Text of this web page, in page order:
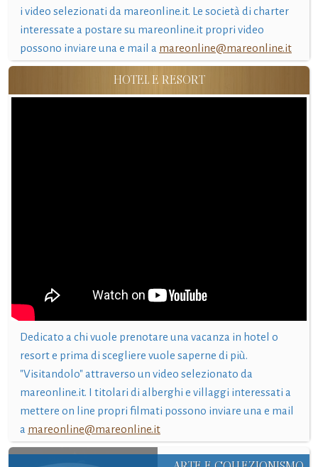
i video selezionati da mareonline.it. Le società di charter
interessate a postare su mareonline.it propri video
possono inviare una e mail a mareonline@mareonline.it
HOTEL E RESORT
Dedicato a chi vuole prenotare una vacanza in hotel o
resort e prima di scegliere vuole saperne di più.
"Visitandolo" attraverso un video selezionato da
mareonline.it. I titolari di alberghi e villaggi interessati a
mettere on line propri filmati possono inviare una e mail
a mareonline@mareonline.it